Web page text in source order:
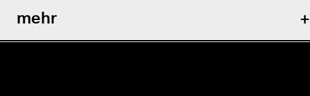
mehr